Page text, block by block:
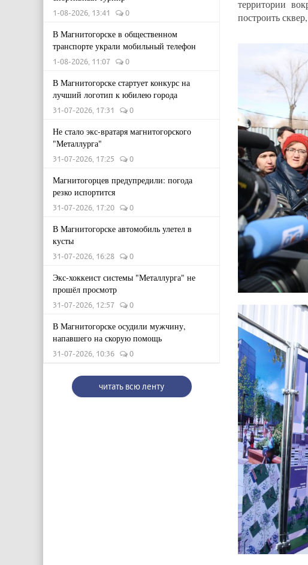
1-08-2026, 13:41 0
В Магнитогорске в общественном
транспорте украли мобильный телефон
1-08-2026, 11:07 0
В Магнитогорске стартует конкурс на
лучший логотип к юбилею города
31-07-2026, 17:31 0
Не стало экс-вратаря магнитогорского
"Металлурга"
31-07-2026, 17:25 0
Магнитогорцев предупредили: погода
резко испортится
31-07-2026, 17:20 0
В Магнитогорске автомобиль улетел в
кусты
31-07-2026, 16:28 0
Экс-хоккеист системы "Металлурга" не
прошёл просмотр
31-07-2026, 12:57 0
В Магнитогорске осудили мужчину,
напавшего на скорую помощь
31-07-2026, 10:36 0
читать всю ленту
территории
построить